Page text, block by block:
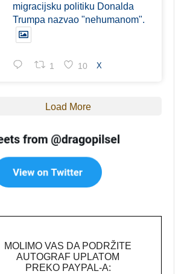
migracijsku politiku Donalda
Trumpa nazvao "nehumanom".
1 10 X
Load More
MOLIMO VAS DA PODRŽITE
AUTOGRAF UPLATOM
PREKO PAYPAL-A: